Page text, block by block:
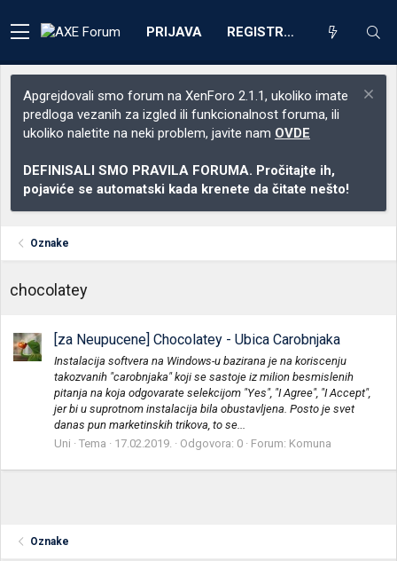
PRIJAVA REGISTRACIJA
Apgrejdovali smo forum na XenForo 2.1.1, ukoliko imate
predloga vezanih za izgled ili funkcionalnost foruma, ili
ukoliko naletite na neki problem, javite nam OVDE
DEFINISALI SMO PRAVILA FORUMA. Pročitajte ih,
pojaviće se automatski kada krenete da čitate nešto!
Oznake
chocolatey
[za Neupucene] Chocolatey - Ubica Carobnjaka
Instalacija softvera na Windows-u bazirana je na koriscenju
takozvanih "carobnjaka" koji se sastoje iz milion besmislenih
pitanja na koja odgovarate selekcijom "Yes", "I Agree", "I Accept",
jer bi u suprotnom instalacija bila obustavljena. Posto je svet
danas pun marketinskih trikova, to se...
Uni
Tema 17.02.2019. Odgovora: 0 Forum: Komuna
Oznake